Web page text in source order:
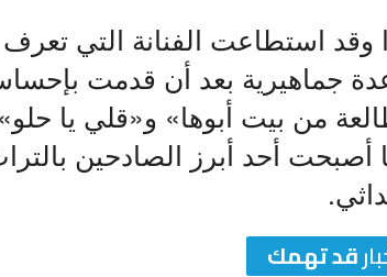
وقد استطاعت الفنانة التي
جماهيرية بعد أن قدمت
من بيت أبوها» و«قلي يا
أصبحت أحد أبرز الصادحين
قد تهمك